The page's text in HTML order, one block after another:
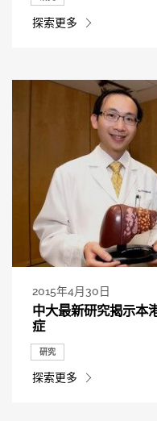
探索更多
2015年4月30日
中大最新研究揭示本
症
研究
探索更多